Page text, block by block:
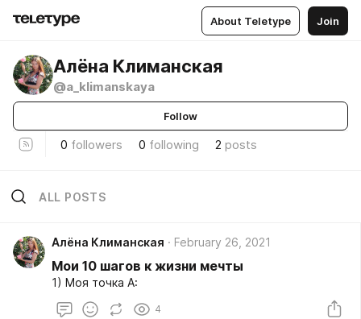
About Teletype Join
Алёна Климанская
@a_klimanskaya
Follow
0 followers 0 following 2 posts
ALL POSTS
Алёна Климанская February 26, 2021
Мои 10 шагов к жизни мечты
1) Моя точка А:
4